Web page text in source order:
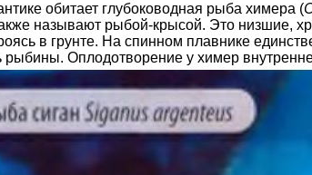
обитает глубоководная рыба химера (
называют рыбой-крысой. Это низшие,
в грунте. На спинном плавнике
рыбины. Оплодотворение у химер